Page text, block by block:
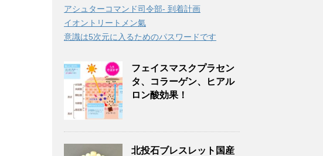
アシュターコマンド司令部- 到着計画
イオントリートメン氣
意識は5次元に入るためのパスワードです
フェイスマスクプラセン
タ、コラーゲン、ヒアル
ロン酸効果！
北投石ブレスレット国産